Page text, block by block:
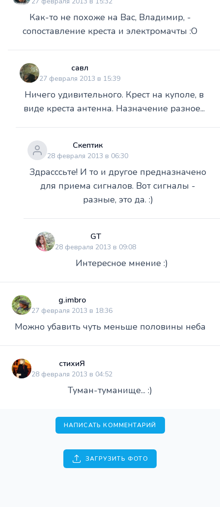
Как-то не похоже на Вас, Владимир, -
сопоставление креста и электромачты :O
савл
27 февраля 2013 в 15:39
Ничего удивительного. Крест на куполе, в
виде креста антенна. Назначение разное...
Скептик
28 февраля 2013 в 06:30
Здрасссьте! И то и другое предназначено
для приема сигналов. Вот сигналы -
разные, это да. :)
GT
28 февраля 2013 в 09:08
Интересное мнение :)
g.imbro
27 февраля 2013 в 18:36
Можно убавить чуть меньше половины неба
стихиЯ
28 февраля 2013 в 04:52
Туман-туманище... :)
НАПИСАТЬ КОММЕНТАРИЙ
ЗАГРУЗИТЬ ФОТО